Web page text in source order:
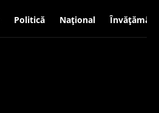
Politică Național Învățământ